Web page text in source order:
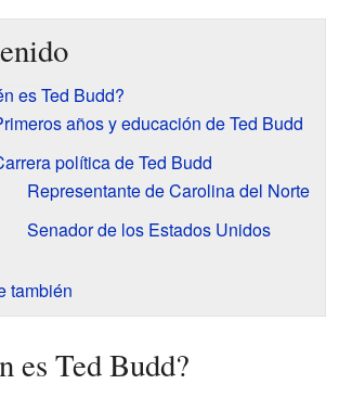
es Ted Budd?
años y educación de Ted Budd
política de Ted Budd
Representante de Carolina del Norte
Senador de los Estados Unidos
también
es Ted Budd?